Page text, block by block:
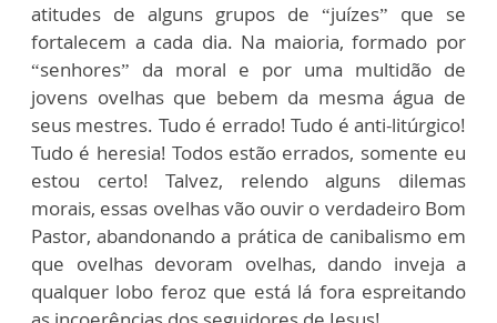
atitudes de alguns grupos de “juízes” que se
fortalecem a cada dia. Na maioria, formado por
“senhores” da moral e por uma multidão de
jovens ovelhas que bebem da mesma água de
seus mestres. Tudo é errado! Tudo é anti-litúrgico!
Tudo é heresia! Todos estão errados, somente eu
estou certo! Talvez, relendo alguns dilemas
morais, essas ovelhas vão ouvir o verdadeiro Bom
Pastor, abandonando a prática de canibalismo em
que ovelhas devoram ovelhas, dando inveja a
qualquer lobo feroz que está lá fora espreitando